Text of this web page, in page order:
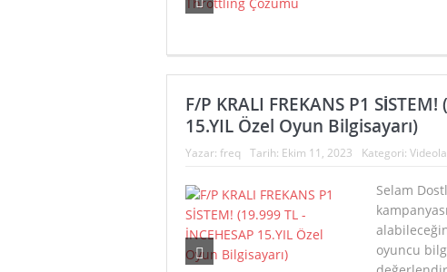
F/P KRALI FREKANS P1
15.YIL Özel Oyun Bilgisayarı)
Yazar: freq Tarih: Ekim 11, 2023 Kategori:
Selam
oyuncu